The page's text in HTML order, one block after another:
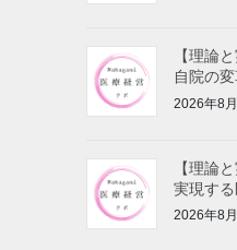
【理論
自院の
2026年8
【理論
実現す
2026年8